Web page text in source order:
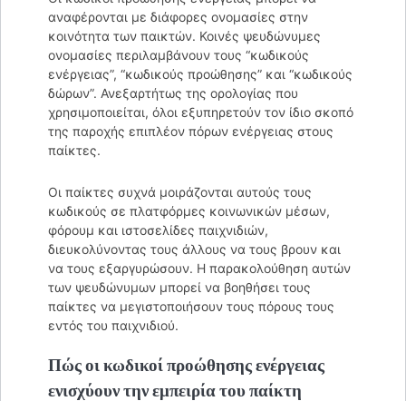
αναφέρονται με διάφορες ονομασίες στην
κοινότητα των παικτών. Κοινές ψευδώνυμες
ονομασίες περιλαμβάνουν τους “κωδικούς
ενέργειας”, “κωδικούς προώθησης” και “κωδικούς
δώρων”. Ανεξαρτήτως της ορολογίας που
χρησιμοποιείται, όλοι εξυπηρετούν τον ίδιο σκοπό
της παροχής επιπλέον πόρων ενέργειας στους
παίκτες.
Οι παίκτες συχνά μοιράζονται αυτούς τους
κωδικούς σε πλατφόρμες κοινωνικών μέσων,
φόρουμ και ιστοσελίδες παιχνιδιών,
διευκολύνοντας τους άλλους να τους βρουν και
να τους εξαργυρώσουν. Η παρακολούθηση αυτών
των ψευδώνυμων μπορεί να βοηθήσει τους
παίκτες να μεγιστοποιήσουν τους πόρους τους
εντός του παιχνιδιού.
Πώς οι κωδικοί προώθησης ενέργειας
ενισχύουν την εμπειρία του παίκτη